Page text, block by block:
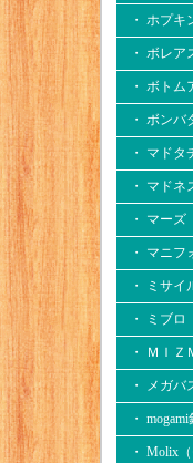
・ ホプキ
・ ボレア
・ ボト
・ ボンバ
・ マドタ
・ マドネ
・ マーズ
・ マニフ
・ ミサイ
・ ミブロ
・ ＭＩＺ
・ メガ
・
・ Molix